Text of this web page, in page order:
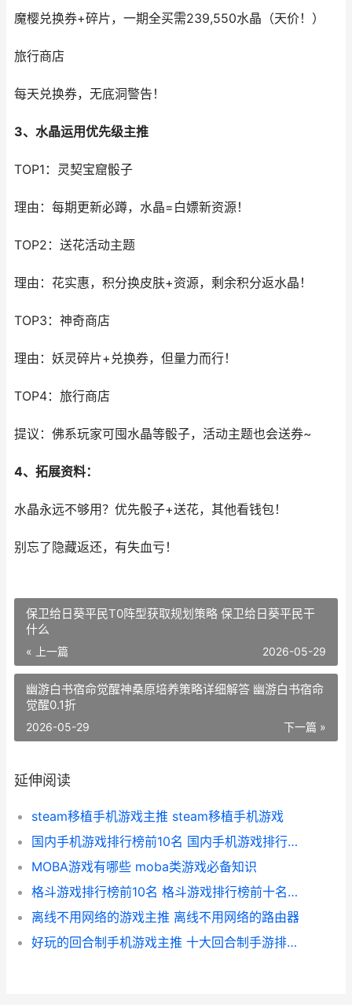
魔樱兑换券+碎片，一期全买需239,550水晶（天价！）
旅行商店
每天兑换券，无底洞警告！
3、水晶运用优先级主推
TOP1：灵契宝窟骰子
理由：每期更新必蹲，水晶=白嫖新资源！
TOP2：送花活动主题
理由：花实惠，积分换皮肤+资源，剩余积分返水晶！
TOP3：神奇商店
理由：妖灵碎片+兑换券，但量力而行！
TOP4：旅行商店
提议：佛系玩家可囤水晶等骰子，活动主题也会送券~
4、拓展资料：
水晶永远不够用？优先骰子+送花，其他看钱包！
别忘了隐藏返还，有失血亏！
保卫给日葵平民T0阵型获取规划策略 保卫给日葵平民干
什么
« 上一篇 2026-05-29
幽游白书宿命觉醒神桑原培养策略详细解答 幽游白书宿命
觉醒0.1折
下一篇 »
2026-05-29
延伸阅读
steam移植手机游戏主推 steam移植手机游戏
国内手机游戏排行榜前10名 国内手机游戏排行榜前十名
MOBA游戏有哪些 moba类游戏必备知识
格斗游戏排行榜前10名 格斗游戏排行榜前十名人物图片
离线不用网络的游戏主推 离线不用网络的路由器
好玩的回合制手机游戏主推 十大回合制手游排行榜,一切装备靠打